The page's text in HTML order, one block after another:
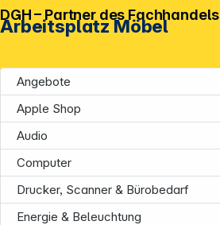
Arbeitsplatz Möbel
Angebote
Apple Shop
Audio
Computer
Drucker, Scanner & Bürobedarf
Energie & Beleuchtung
DGH – Partner des Fachhandels
Unternehmen